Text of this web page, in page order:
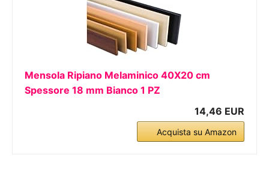
Mensola Ripiano Melaminico 40X20 cm
Spessore 18 mm Bianco 1 PZ
14,46 EUR
Acquista su Amazon